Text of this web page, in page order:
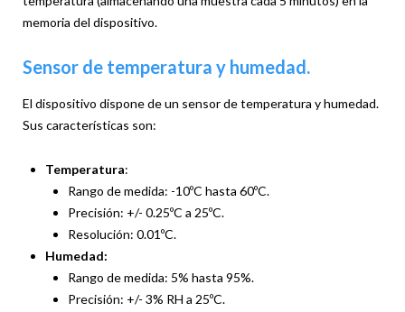
memoria del dispositivo.
Sensor de temperatura y humedad.
El dispositivo dispone de un sensor de temperatura y humedad.
Sus características son:
Temperatura:
Rango de medida: -10ºC hasta 60ºC.
Precisión: +/- 0.25ºC a 25ºC.
Resolución: 0.01ºC.
Humedad:
Rango de medida: 5% hasta 95%.
Precisión: +/- 3% RH a 25ºC.